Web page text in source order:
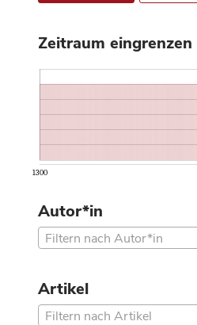
Zeitraum eingrenzen
1300
Autor*in
Filtern nach Autor*in
Artikel
Filtern nach Artikel